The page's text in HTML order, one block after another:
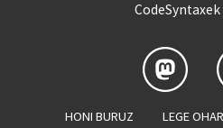
HONI BURUZ LEGE